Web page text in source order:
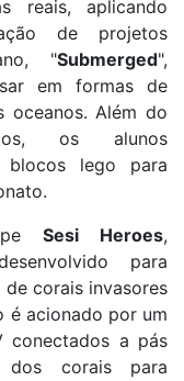
reais, aplicando
de projetos
"Submerged",
em formas de
oceanos. Além do
os alunos
blocos lego para
Sesi Heroes,
para
corais invasores
é acionado por um
conectados a pás
dos corais para